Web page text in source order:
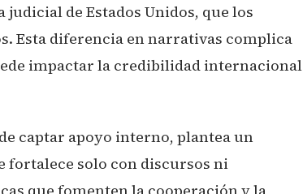
de Estados Unidos, que los
Esta diferencia en narrativas complica
impactar la credibilidad internacional
captar apoyo interno, plantea un
fortalece solo con discursos ni